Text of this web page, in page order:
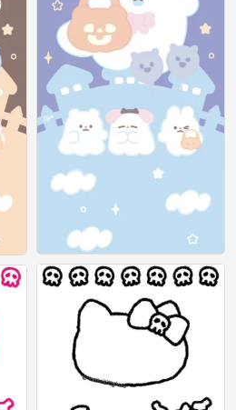
太可爱啦^o^图上有作者o